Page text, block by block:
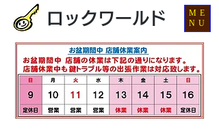
ロックワールド
ME
NU